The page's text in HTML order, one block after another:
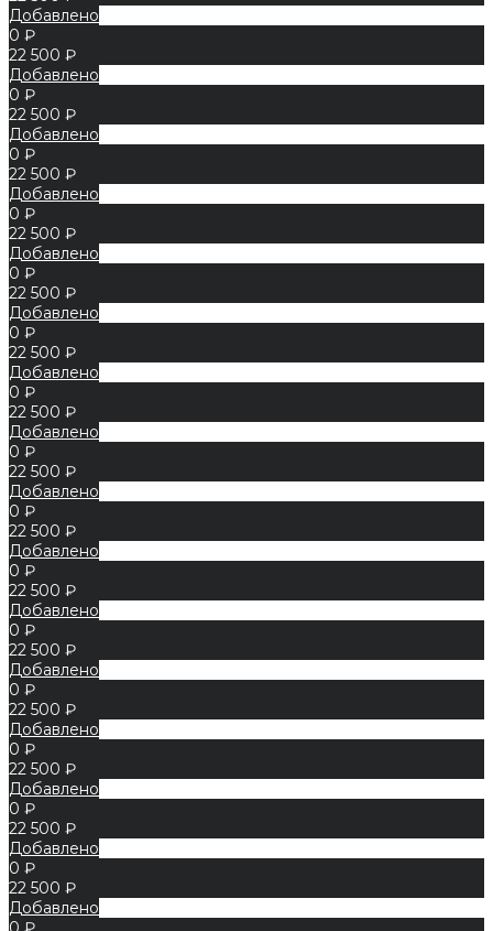
Добавлено
0 ₽
22 500 ₽
Добавлено
0 ₽
22 500 ₽
Добавлено
0 ₽
22 500 ₽
Добавлено
0 ₽
22 500 ₽
Добавлено
0 ₽
22 500 ₽
Добавлено
0 ₽
22 500 ₽
Добавлено
0 ₽
22 500 ₽
Добавлено
0 ₽
22 500 ₽
Добавлено
0 ₽
22 500 ₽
Добавлено
0 ₽
22 500 ₽
Добавлено
0 ₽
22 500 ₽
Добавлено
0 ₽
22 500 ₽
Добавлено
0 ₽
22 500 ₽
Добавлено
0 ₽
22 500 ₽
Добавлено
0 ₽
22 500 ₽
Добавлено